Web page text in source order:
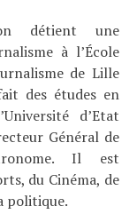
détient une
à l’École
de Lille
des études en
d’Etat
Général de
Il est
du Cinéma, de
politique.